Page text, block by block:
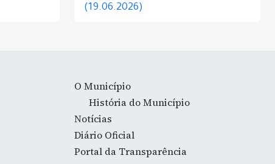
(19.06.2026)
O Município
História do Município
Notícias
Diário Oficial
Portal da Transparência